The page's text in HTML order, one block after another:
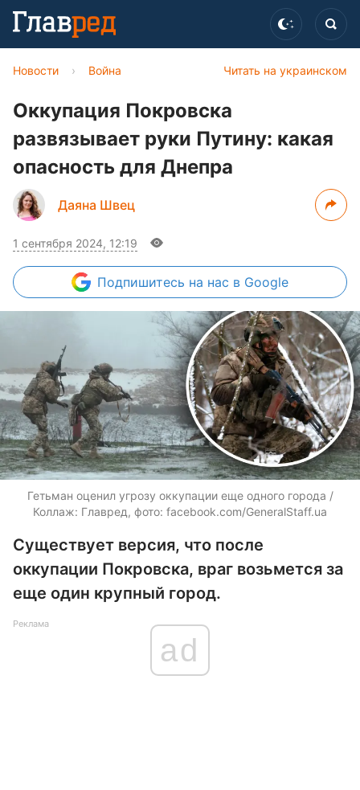
Читать на украинском
Новости › Война
Оккупация Покровска
развязывает руки Путину: какая
опасность для Днепра
Даяна Швец
1 сентября 2024, 12:19
Подпишитесь на нас в Google
Гетьман оценил угрозу оккупации еще одного города /
Коллаж: Главред, фото: facebook.com/GeneralStaff.ua
Существует версия, что после
оккупации Покровска, враг возьмется за
еще один крупный город.
Реклама
ad